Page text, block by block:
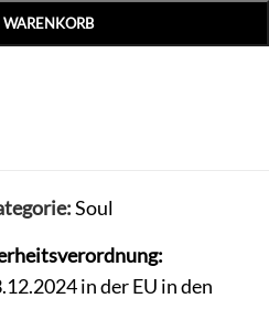
Soul
in der EU in den